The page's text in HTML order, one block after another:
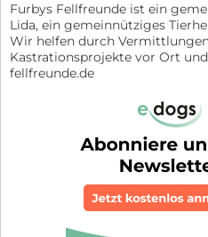
Furbys Fellfreunde ist ein
Lida, ein gemeinnütziges
Wir helfen durch
Kastrationsprojekte vor Ort
fellfreunde.de